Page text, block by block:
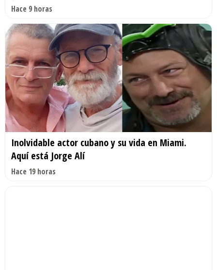
Hace 9 horas
Inolvidable actor cubano y su vida en Miami.
Aquí está Jorge Alí
Hace 19 horas